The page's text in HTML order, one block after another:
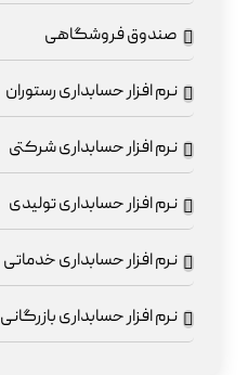
صندوق فروشگاهی
نرم افزار حسابداری رستوران
نرم افزار حسابداری شرکتی
نرم افزار حسابداری تولیدی
نرم افزار حسابداری خدماتی
نرم افزار حسابداری بازرگانی